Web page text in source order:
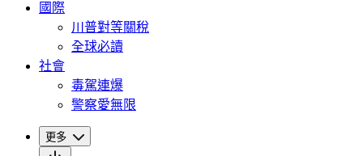
國際
川普對等關稅
全球必讀
社會
毒駕連爆
警察愛無限
更多